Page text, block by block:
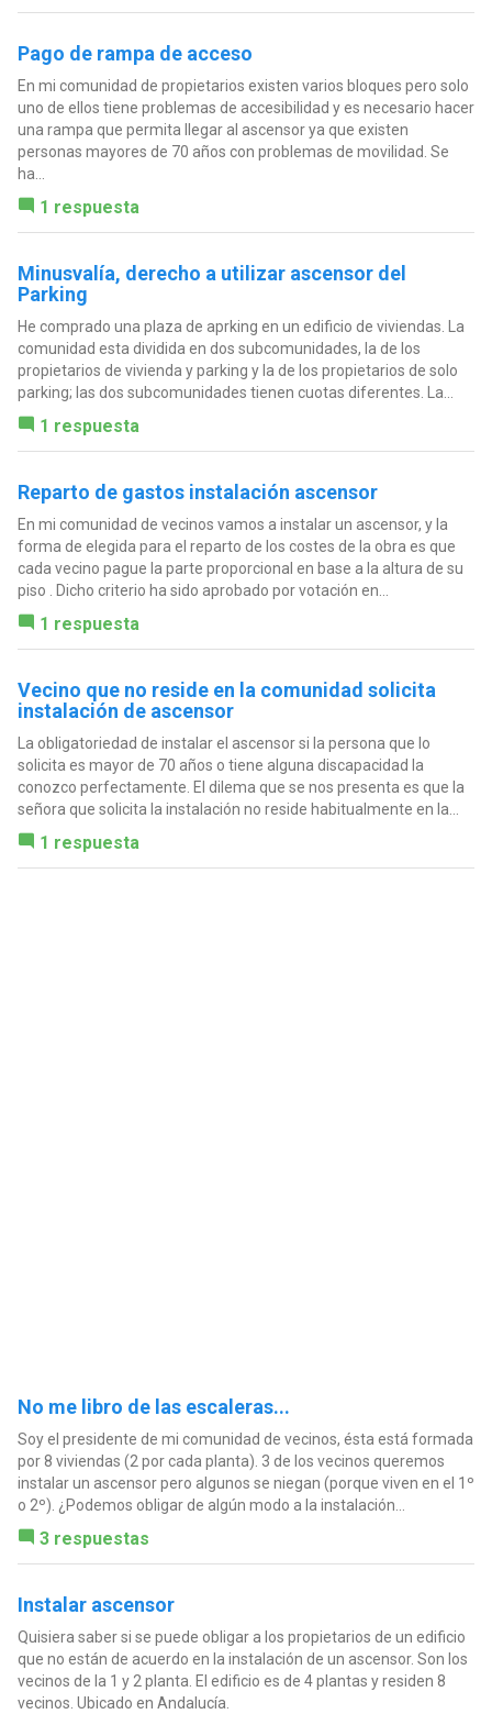
Pago de rampa de acceso
En mi comunidad de propietarios existen varios bloques pero solo
uno de ellos tiene problemas de accesibilidad y es necesario hacer
una rampa que permita llegar al ascensor ya que existen
personas mayores de 70 años con problemas de movilidad. Se
ha...
1 respuesta
Minusvalía, derecho a utilizar ascensor del
Parking
He comprado una plaza de aprking en un edificio de viviendas. La
comunidad esta dividida en dos subcomunidades, la de los
propietarios de vivienda y parking y la de los propietarios de solo
parking; las dos subcomunidades tienen cuotas diferentes. La...
1 respuesta
Reparto de gastos instalación ascensor
En mi comunidad de vecinos vamos a instalar un ascensor, y la
forma de elegida para el reparto de los costes de la obra es que
cada vecino pague la parte proporcional en base a la altura de su
piso . Dicho criterio ha sido aprobado por votación en...
1 respuesta
Vecino que no reside en la comunidad solicita
instalación de ascensor
La obligatoriedad de instalar el ascensor si la persona que lo
solicita es mayor de 70 años o tiene alguna discapacidad la
conozco perfectamente. El dilema que se nos presenta es que la
señora que solicita la instalación no reside habitualmente en la...
1 respuesta
No me libro de las escaleras...
Soy el presidente de mi comunidad de vecinos, ésta está formada
por 8 viviendas (2 por cada planta). 3 de los vecinos queremos
instalar un ascensor pero algunos se niegan (porque viven en el 1º
o 2º). ¿Podemos obligar de algún modo a la instalación...
3 respuestas
Instalar ascensor
Quisiera saber si se puede obligar a los propietarios de un edificio
que no están de acuerdo en la instalación de un ascensor. Son los
vecinos de la 1 y 2 planta. El edificio es de 4 plantas y residen 8
vecinos. Ubicado en Andalucía.